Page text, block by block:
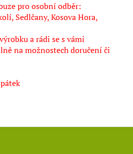
pro osobní odběr:
Sedlčany, Kosova Hora,
a rádi se s vámi
na možnostech doručení či